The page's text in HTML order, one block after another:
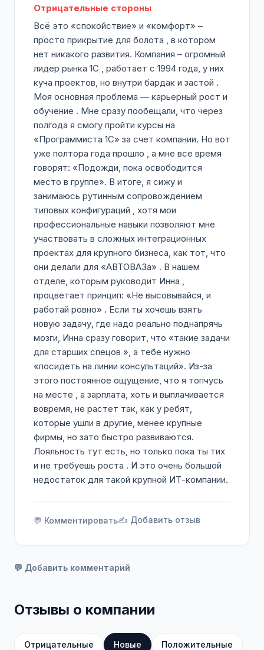
Отрицательные стороны
Всё это «спокойствие» и «комфорт» –
просто прикрытие для болота , в котором
нет никакого развития. Компания – огромный
лидер рынка 1С , работает с 1994 года, у них
куча проектов, но внутри бардак и застой .
Моя основная проблема — карьерный рост и
обучение . Мне сразу пообещали, что через
полгода я смогу пройти курсы на
«Программиста 1С» за счет компании. Но вот
уже полтора года прошло , а мне все время
говорят: «Подожди, пока освободится
место в группе». В итоге, я сижу и
занимаюсь рутинным сопровождением
типовых конфигураций , хотя мои
профессиональные навыки позволяют мне
участвовать в сложных интеграционных
проектах для крупного бизнеса, как тот, что
они делали для «АВТОВАЗа» . В нашем
отделе, которым руководит Инна ,
процветает принцип: «Не высовывайся, и
работай ровно» . Если ты хочешь взять
новую задачу, где надо реально поднапрячь
мозги, Инна сразу говорит, что «такие задачи
для старших спецов », а тебе нужно
«посидеть на линии консультаций». Из-за
этого постоянное ощущение, что я топчусь
на месте , а зарплата, хоть и выплачивается
вовремя, не растет так, как у ребят,
которые ушли в другие, менее крупные
фирмы, но зато быстро развиваются.
Лояльность тут есть, но только пока ты тих
и не требуешь роста . И это очень большой
недостаток для такой крупной ИТ-компании.
💬 Комментировать✍️ Добавить отзыв
💬 Добавить комментарий
Отзывы о компании
Отрицательные Новые Положительные